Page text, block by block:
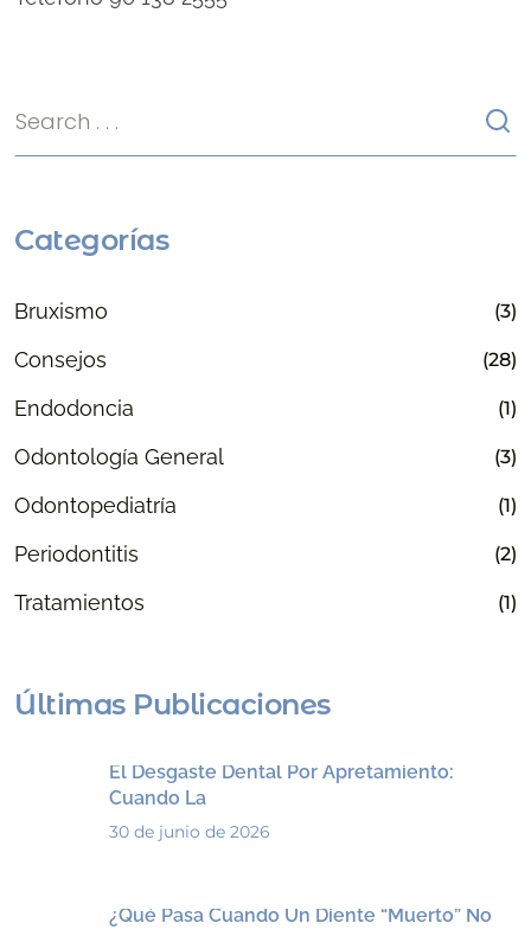
Categorías
Bruxismo (3)
Consejos (28)
Endodoncia (1)
Odontología General (3)
Odontopediatría (1)
Periodontitis (2)
Tratamientos (1)
Últimas Publicaciones
El Desgaste Dental Por Apretamiento:
Cuando La
30 de junio de 2026
¿Qué Pasa Cuando Un Diente “muerto” No